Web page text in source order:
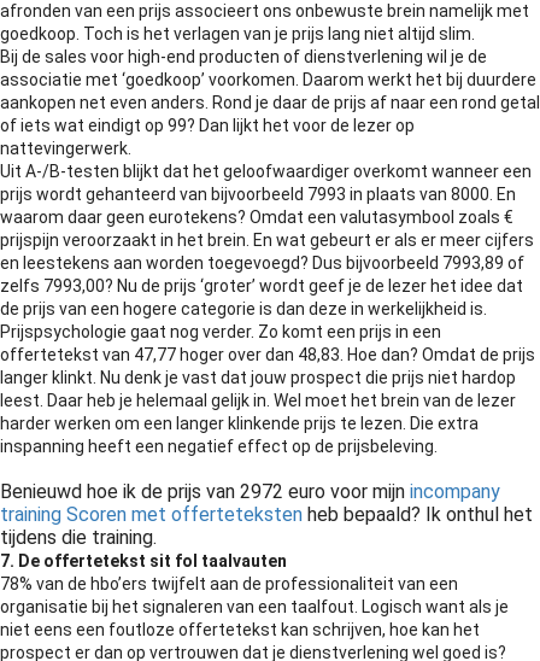
afronden van een prijs associeert ons onbewuste brein namelijk met
goedkoop. Toch is het verlagen van je prijs lang niet altijd slim.
Bij de sales voor high-end producten of dienstverlening wil je de
associatie met ‘goedkoop’ voorkomen. Daarom werkt het bij duurdere
aankopen net even anders. Rond je daar de prijs af naar een rond getal
of iets wat eindigt op 99? Dan lijkt het voor de lezer op
nattevingerwerk.
Uit A-/B-testen blijkt dat het geloofwaardiger overkomt wanneer een
prijs wordt gehanteerd van bijvoorbeeld 7993 in plaats van 8000. En
waarom daar geen eurotekens? Omdat een valutasymbool zoals €
prijspijn veroorzaakt in het brein. En wat gebeurt er als er meer cijfers
en leestekens aan worden toegevoegd? Dus bijvoorbeeld 7993,89 of
zelfs 7993,00? Nu de prijs ‘groter’ wordt geef je de lezer het idee dat
de prijs van een hogere categorie is dan deze in werkelijkheid is.
Prijspsychologie gaat nog verder. Zo komt een prijs in een
offertetekst van 47,77 hoger over dan 48,83. Hoe dan? Omdat de prijs
langer klinkt. Nu denk je vast dat jouw prospect die prijs niet hardop
leest. Daar heb je helemaal gelijk in. Wel moet het brein van de lezer
harder werken om een langer klinkende prijs te lezen. Die extra
inspanning heeft een negatief effect op de prijsbeleving.
Benieuwd hoe ik de prijs van 2972 euro voor mijn incompany
training Scoren met offerteteksten heb bepaald? Ik onthul het
tijdens die training.
7. De offertetekst sit fol taalvauten
78% van de hbo’ers twijfelt aan de professionaliteit van een
organisatie bij het signaleren van een taalfout. Logisch want als je
niet eens een foutloze offertetekst kan schrijven, hoe kan het
prospect er dan op vertrouwen dat je dienstverlening wel goed is?